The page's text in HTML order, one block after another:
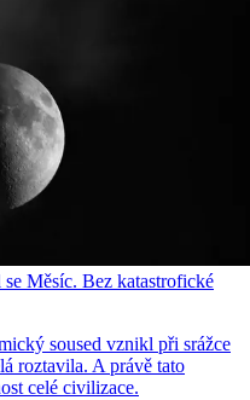
Měsíc. Bez katastrofické
soused vznikl při srážce
roztavila. A právě tato
celé civilizace.